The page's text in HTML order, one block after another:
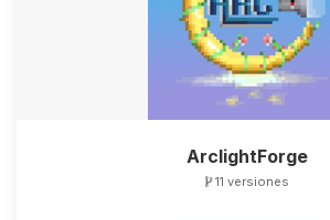
ArclightForge
11 versiones